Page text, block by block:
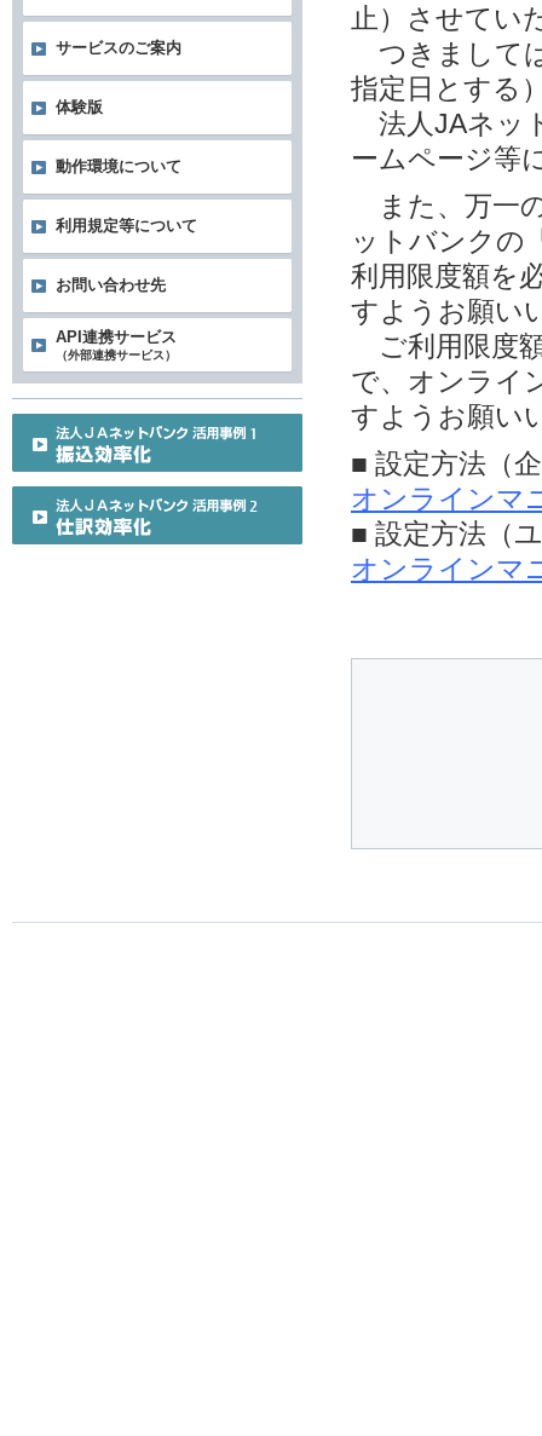
止）させてい
つきまして
指定日とする
法人JAネッ
ームページ等
また、万一
ットバンクの
利用限度額を
すようお願い
ご利用限度
で、オンライ
すようお願い
■ 設定方法（
オンラインマ
■ 設定方法（
オンラインマ
サービスのご案内
体験版
動作環境について
利用規定等について
お問い合わせ先
API連携サービス
（外部連携サービス）